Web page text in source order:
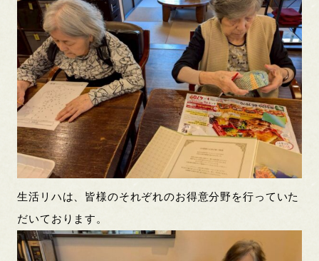
生活リハは、皆様のそれぞれのお得意分野を行っていた
だいております。